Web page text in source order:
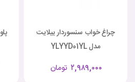
چراغ خواب سنسوردار ییلایت
مدل YLYYD01YL
تومان ۲,۹۸۹,۰۰۰